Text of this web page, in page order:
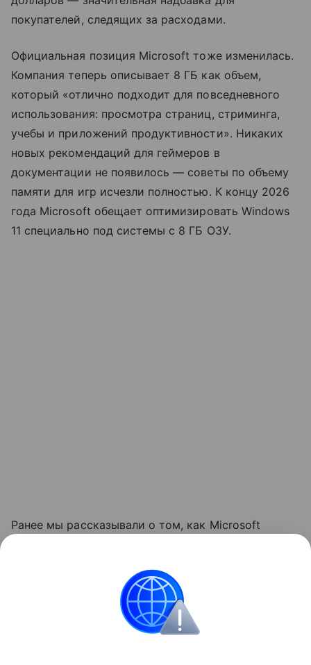
покупателей, следящих за расходами.
Официальная позиция Microsoft тоже изменилась.
Компания теперь описывает 8 ГБ как объем,
который «отлично подходит для повседневного
использования: просмотра страниц, стриминга,
учебы и приложений продуктивности». Никаких
новых рекомендаций для геймеров в
документации не появилось — советы по объему
памяти для игр исчезли полностью. К концу 2026
года Microsoft обещает оптимизировать Windows
11 специально под системы с 8 ГБ ОЗУ.
Ранее мы рассказывали о том, как Microsoft
минимальную планку до 16 ГБ.
Microsoft